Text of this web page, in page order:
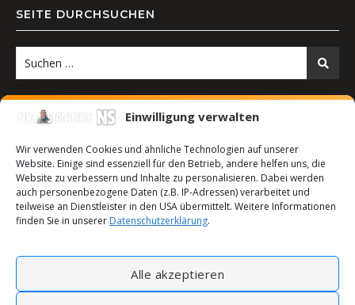
Einwilligung verwalten
Wir verwenden Cookies und ähnliche Technologien auf unserer
Website. Einige sind essenziell für den Betrieb, andere helfen uns, die
Website zu verbessern und Inhalte zu personalisieren. Dabei werden
auch personenbezogene Daten (z.B. IP-Adressen) verarbeitet und
teilweise an Dienstleister in den USA übermittelt. Weitere Informationen
finden Sie in unserer Datenschutzerklärung.
Alle akzeptieren
SEITE DURCHSUCHEN
2026 © Nico Stanitzok |Bard Child Theme vonAnonym.
Impressum Datenschutzerklärung
Cookie-Richtlinie (EU)